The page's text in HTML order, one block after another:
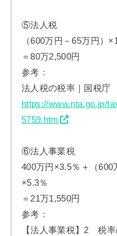
⑤法人税
（600万円－65万円）
＝80万2,500円
参考：
法人税の税率｜国税庁
https://www.nta.go.jp/
5759.htm
⑥法人事業税
400万円×3.5％＋（600
×5.3％
＝21万1,550円
参考：
【法人事業税】2 税